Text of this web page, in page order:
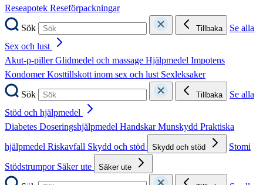
Reseapotek Reseförpackningar
Sök
Tillbaka
Se alla
Sex och lust
Akut-p-pillerGlidmedel och massage Hjälpmedel Impotens
KondomerKosttillskott inom sex och lust Sexleksaker
Sök
Tillbaka
Se alla
Stöd och hjälpmedel
Diabetes Doseringshjälpmedel HandskarMunskydd Praktiska
hjälpmedel Riskavfall Skydd och stöd Skydd och stöd
Stomi
Stödstrumpor Säker ute Säker ute